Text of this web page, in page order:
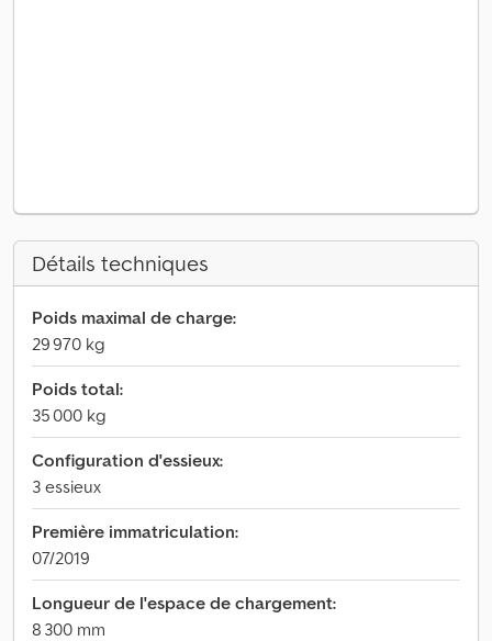
Détails techniques
Poids maximal de charge:
29 970 kg
Poids total:
35 000 kg
Configuration d'essieux:
3 essieux
Première immatriculation:
07/2019
Longueur de l'espace de chargement:
8 300 mm